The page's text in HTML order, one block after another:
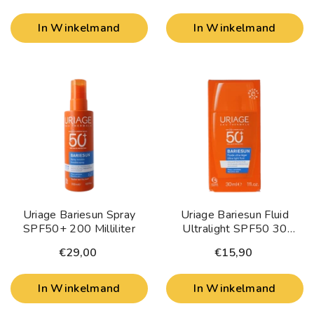
In Winkelmand In Winkelmand
Uriage Bariesun Spray
SPF50+ 200 Milliliter
€29,00
In Winkelmand
Uriage Bariesun Fluid
Ultralight SPF50 30
€15,90
In Winkelmand